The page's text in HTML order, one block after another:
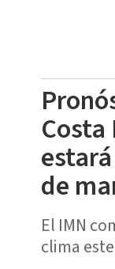
Costa
de
El IMN
clima